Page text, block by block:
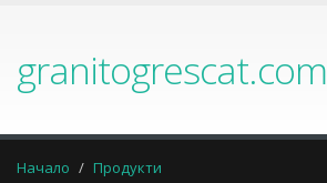
granitogrescat.com
Начало
Продукти